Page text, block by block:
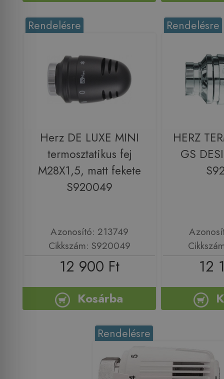
Rendelésre
Herz DE LUXE MINI
termosztatikus fej
M28X1,5, matt fekete
S920049
Azonosító: 213749
Cikkszám: S920049
12 900 Ft
Kosárba
Rendelésre
HERZ
GS
12
Rendelésre